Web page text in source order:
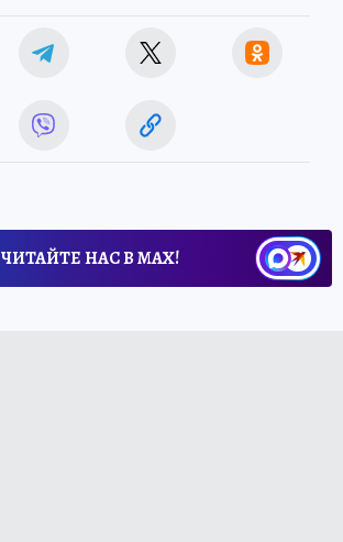
ЧИТАЙТЕ НАС В МАХ!